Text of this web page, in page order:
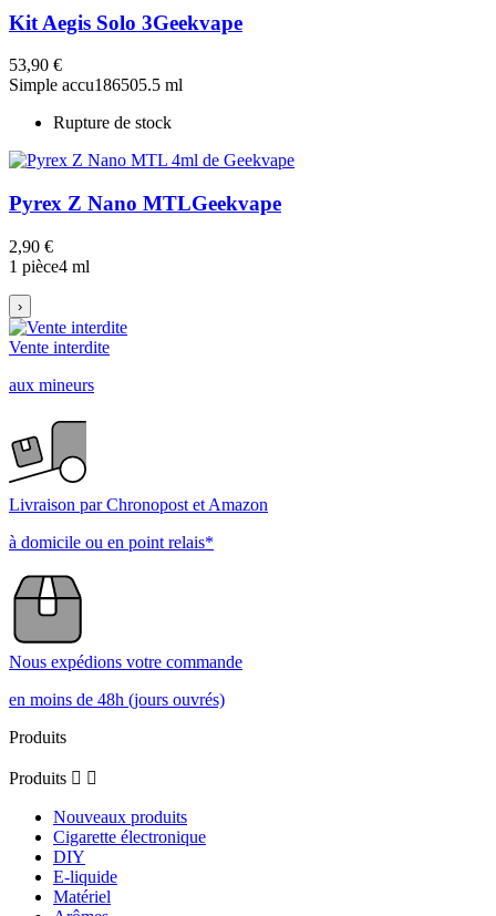
Kit Aegis Solo 3Geekvape
53,90 €
Simple accu186505.5 ml
Rupture de stock
Pyrex Z Nano MTLGeekvape
2,90 €
1 pièce4 ml
›
Vente interdite
aux mineurs
Livraison par Chronopost et Amazon
à domicile ou en point relais*
Nous expédions votre commande
en moins de 48h (jours ouvrés)
Produits
Produits  
Nouveaux produits
Cigarette électronique
DIY
E-liquide
Matériel